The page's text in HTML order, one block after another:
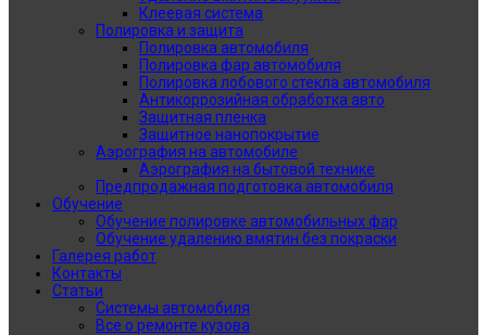
Клеевая система
Полировка и защита
Полировка автомобиля
Полировка фар автомобиля
Полировка лобового стекла автомобиля
Антикоррозийная обработка авто
Защитная пленка
Защитное нанопокрытие
Аэрография на автомобиле
Аэрография на бытовой технике
Предпродажная подготовка автомобиля
Обучение
Обучение полировке автомобильных фар
Обучение удалению вмятин без покраски
Галерея работ
Контакты
Статьи
Системы автомобиля
Все о ремонте кузова